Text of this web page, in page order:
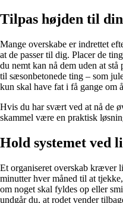
Tilpas højden til
Mange overskabe er indrettet
at de passer til dig. Placer de
du nemt kan nå dem uden at
til sæsonbetonede ting – som
kun skal have fat i få gange om
Hvis du har svært ved at nå de
skammel være en praktisk
Hold systemet ved
Et organiseret overskab kræver
minutter hver måned til at
om noget skal fyldes op eller
undgår du, at rodet vender